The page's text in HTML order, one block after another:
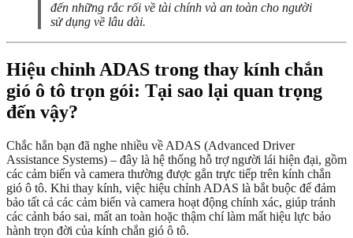
đến những rắc rối về tài chính và an toàn cho người
sử dụng về lâu dài.
Hiệu chỉnh ADAS trong thay kính chắn
gió ô tô trọn gói: Tại sao lại quan trọng
đến vậy?
Chắc hẳn bạn đã nghe nhiều về ADAS (Advanced Driver
Assistance Systems) – đây là hệ thống hỗ trợ người lái hiện đại, gồm
các cảm biến và camera thường được gắn trực tiếp trên kính chắn
gió ô tô. Khi thay kính, việc hiệu chỉnh ADAS là bắt buộc để đảm
bảo tất cả các cảm biến và camera hoạt động chính xác, giúp tránh
các cảnh báo sai, mất an toàn hoặc thậm chí làm mất hiệu lực bảo
hành trọn đời của kính chắn gió ô tô.